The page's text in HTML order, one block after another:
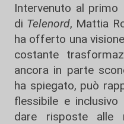
Intervenuto al primo
di Telenord, Mattia
ha offerto una
costante
ancora in parte
ha spiegato, può
flessibile e
dare risposte alle